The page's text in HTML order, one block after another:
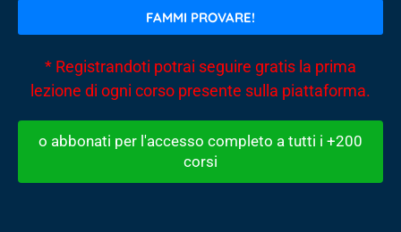
STUDIO
FAMMI PROVARE!
* Registrandoti potrai seguire gratis la prima
lezione di ogni corso presente sulla piattaforma.
o abbonati per l'accesso completo a tutti i +200
corsi